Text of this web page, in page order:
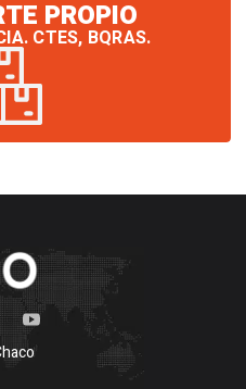
PROPIO
CTES, BQRAS.